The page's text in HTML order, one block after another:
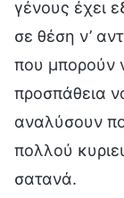
γένους έχει
σε θέση ν’
που μπορούν
προσπάθεια
αναλύσουν
πολλού
σατανά.